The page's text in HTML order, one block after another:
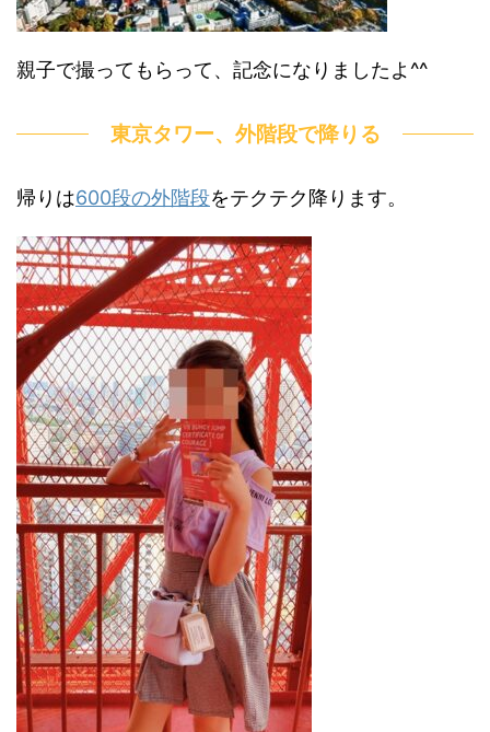
親子で撮ってもらって、記念になりましたよ^^
東京タワー、外階段で降りる
帰りは600段の外階段をテクテク降ります。